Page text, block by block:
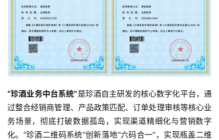
司
深
度
人
酒
观
登录 注册
“珍酒业务中台系统”是珍酒自主研发的核心数字化平台，通
过整合经销商管理、产品政策匹配、订单处理审核等核心业
务场景，彻底打破数据孤岛，实现渠道精细化与营销数字
化。“珍酒二维码系统”创新落地“六码合一”，实现瓶盖二维